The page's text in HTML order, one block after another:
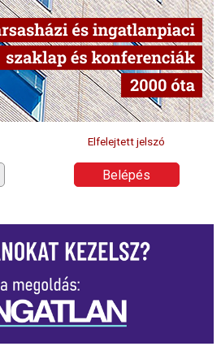
Elfelejtett jelszó
Belépés